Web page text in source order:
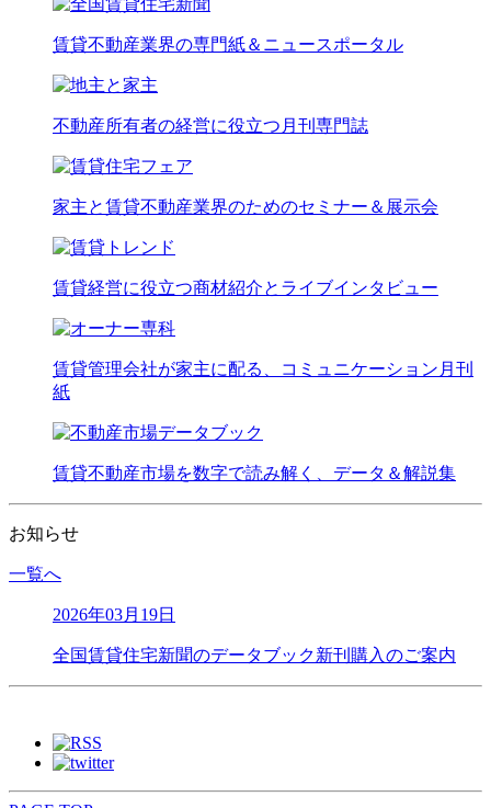
賃貸不動産業界の専門紙＆ニュースポータル
不動産所有者の経営に役立つ月刊専門誌
家主と賃貸不動産業界のためのセミナー＆展示会
賃貸経営に役立つ商材紹介とライブインタビュー
賃貸管理会社が家主に配る、コミュニケーション月刊
紙
賃貸不動産市場を数字で読み解く、データ＆解説集
お知らせ
一覧へ
2026年03月19日
全国賃貸住宅新聞のデータブック新刊購入のご案内